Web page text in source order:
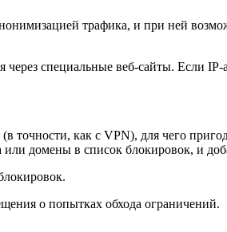
трафика, и при ней
специальные веб-сайты. Если IP-
точности, как с VPN), для чего
домены в список блокировок, и
о попытках обхода ограничений.